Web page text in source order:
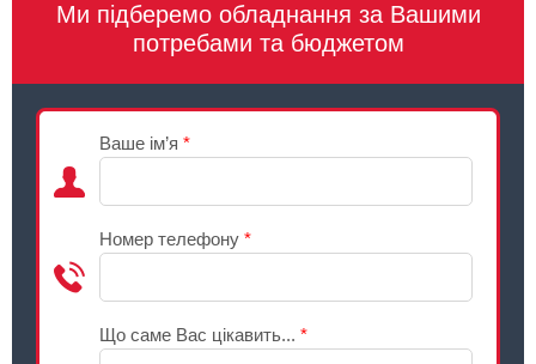
Ми підберемо обладнання за Вашими
потребами та бюджетом
Ваше ім’я *
Номер телефону *
Що саме Вас цікавить... *